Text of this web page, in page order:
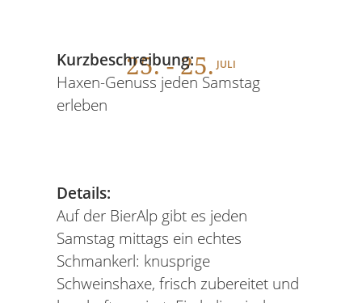
25. - 25. JULI
Kurzbeschreibung:
Haxen-Genuss jeden Samstag
erleben
Details:
Auf der BierAlp gibt es jeden
Samstag mittags ein echtes
Schmankerl: knusprige
Schweinshaxe, frisch zubereitet und